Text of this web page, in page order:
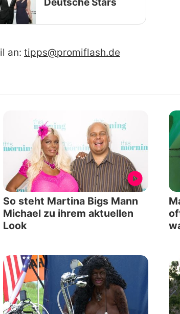
an: tipps@promiflash.de
So steht Martina Bigs Mann
Michael zu ihrem aktuellen
Look